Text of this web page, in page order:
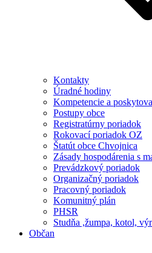
Kontakty
Úradné hodiny
Kompetencie a
Postupy obce
Registratúrny poriadok
Rokovací poriadok OZ
Štatút obce Chvojnica
Zásady hospodárenia s
Prevádzkový poriadok
Organizačný poriadok
Pracovný poriadok
Komunitný plán
PHSR
Studňa ,žumpa, kotol,
Občan